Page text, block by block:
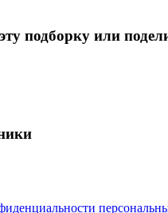
подборку или